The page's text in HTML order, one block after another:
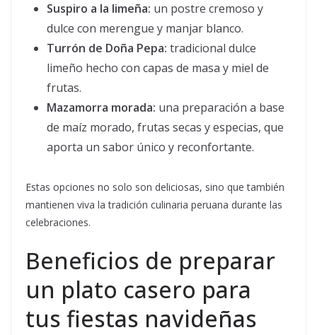
Suspiro a la limeña: un postre cremoso y
dulce con merengue y manjar blanco.
Turrón de Doña Pepa: tradicional dulce
limeño hecho con capas de masa y miel de
frutas.
Mazamorra morada: una preparación a base
de maíz morado, frutas secas y especias, que
aporta un sabor único y reconfortante.
Estas opciones no solo son deliciosas, sino que también
mantienen viva la tradición culinaria peruana durante las
celebraciones.
Beneficios de preparar
un plato casero para
tus fiestas navideñas